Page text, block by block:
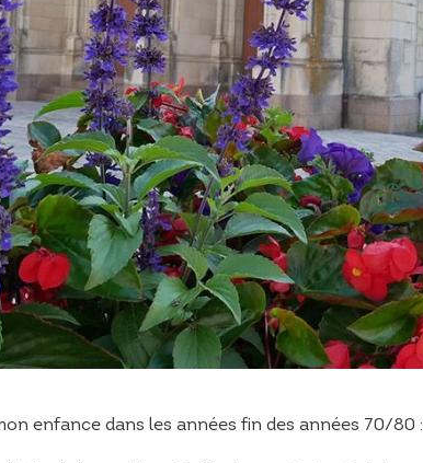
enfance dans les années fin des années 70/80 :